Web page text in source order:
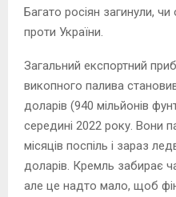
Багато росіян загинули, чи
проти України.
Загальний експортний
викопного палива
доларів (940 мільйонів
середині 2022 року. Вони
місяців поспіль і зараз
доларів. Кремль забирає
але це надто мало, щоб